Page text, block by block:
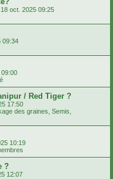
18 oct. 2025 09:25
09:34
09:00
/ Red Tiger ?
17:50
des graines, Semis,
10:19
?
12:07